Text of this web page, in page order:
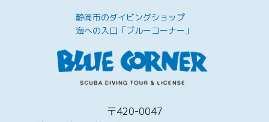
静岡市のダイビングショップ
海への入口「ブルーコーナー」
〒420-0047